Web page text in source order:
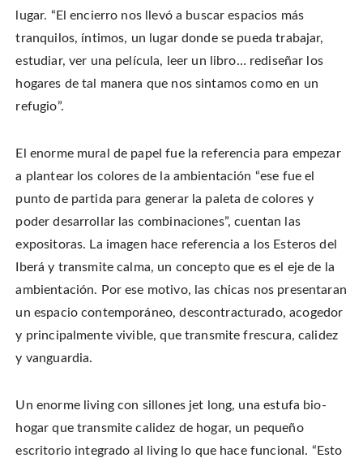
lugar. “El encierro nos llevó a buscar espacios más
tranquilos, íntimos, un lugar donde se pueda trabajar,
estudiar, ver una película, leer un libro… rediseñar los
hogares de tal manera que nos sintamos como en un
refugio”.
El enorme mural de papel fue la referencia para empezar
a plantear los colores de la ambientación “ese fue el
punto de partida para generar la paleta de colores y
poder desarrollar las combinaciones”, cuentan las
expositoras. La imagen hace referencia a los Esteros del
Iberá y transmite calma, un concepto que es el eje de la
ambientación. Por ese motivo, las chicas nos presentaran
un espacio contemporáneo, descontracturado, acogedor
y principalmente vivible, que transmite frescura, calidez
y vanguardia.
Un enorme living con sillones jet long, una estufa bio-
hogar que transmite calidez de hogar, un pequeño
escritorio integrado al living lo que hace funcional. “Esto